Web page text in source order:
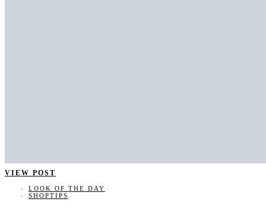
VIEW POST
LOOK OF THE DAY
SHOPTIPS